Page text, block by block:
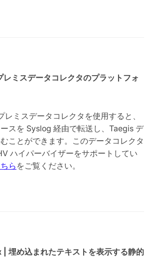
ミスデータコレクタのプラットフォ
レミスデータコレクタを使用すると、
スを Syslog 経由で転送し、Taegis デ
ことができます。このデータコレクタ
ハイパーバイザーをサポートしてい
ら をご覧ください。
埋め込まれたテキストを表示する静的